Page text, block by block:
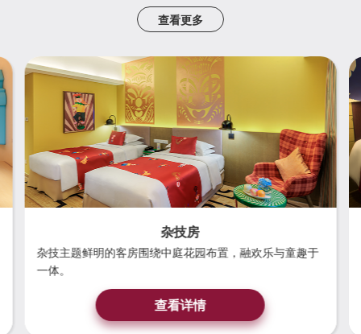
查看更多
杂技房
杂技主题鲜明的客房围绕中庭花园布置，融欢乐与童趣于
一体。
查看详情